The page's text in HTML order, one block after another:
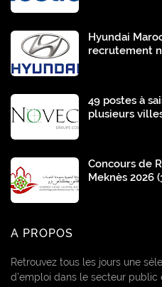
Hyundai
recrutement
49 postes à
plusieurs
Concours de
Meknès 2026
A PROPOS
Retrouvez tous les jours une
d’emploi dans le secteur public